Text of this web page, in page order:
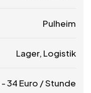
Pulheim
Lager, Logistik
-34 Euro / Stunde